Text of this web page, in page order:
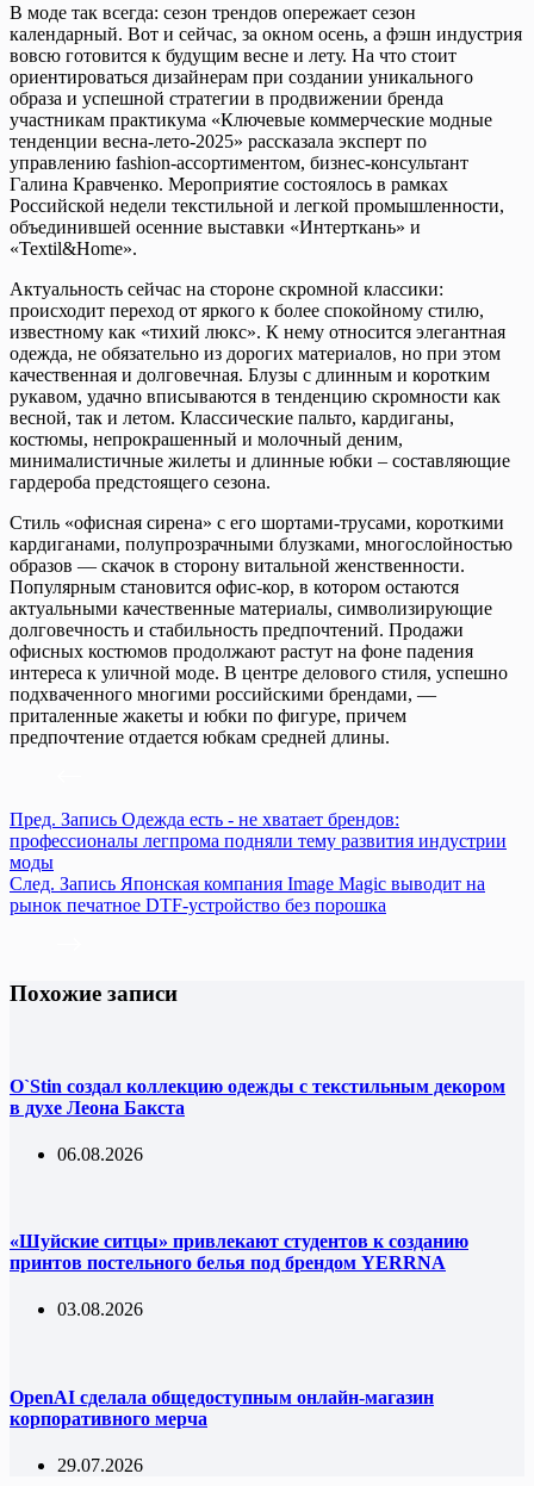
В моде так всегда: сезон трендов опережает сезон
календарный. Вот и сейчас, за окном осень, а фэшн индустрия
вовсю готовится к будущим весне и лету. На что стоит
ориентироваться дизайнерам при создании уникального
образа и успешной стратегии в продвижении бренда
участникам практикума «Ключевые коммерческие модные
тенденции весна-лето-2025» рассказала эксперт по
управлению fashion-ассортиментом, бизнес-консультант
Галина Кравченко. Мероприятие состоялось в рамках
Российской недели текстильной и легкой промышленности,
объединившей осенние выставки «Интерткань» и
«Textil&Home».
Актуальность сейчас на стороне скромной классики:
происходит переход от яркого к более спокойному стилю,
известному как «тихий люкс». К нему относится элегантная
одежда, не обязательно из дорогих материалов, но при этом
качественная и долговечная. Блузы с длинным и коротким
рукавом, удачно вписываются в тенденцию скромности как
весной, так и летом. Классические пальто, кардиганы,
костюмы, непрокрашенный и молочный деним,
минималистичные жилеты и длинные юбки – составляющие
гардероба предстоящего сезона.
Стиль «офисная сирена» с его шортами-трусами, короткими
кардиганами, полупрозрачными блузками, многослойностью
образов — скачок в сторону витальной женственности.
Популярным становится офис-кор, в котором остаются
актуальными качественные материалы, символизирующие
долговечность и стабильность предпочтений. Продажи
офисных костюмов продолжают растут на фоне падения
интереса к уличной моде. В центре делового стиля, успешно
подхваченного многими российскими брендами, —
приталенные жакеты и юбки по фигуре, причем
предпочтение отдается юбкам средней длины.
Пред. Запись Одежда есть - не хватает брендов:
профессионалы легпрома подняли тему развития индустрии
моды
След. Запись Японская компания Image Magic выводит на
рынок печатное DTF-устройство без порошка
Похожие записи
O`Stin создал коллекцию одежды с текстильным декором
в духе Леона Бакста
06.08.2026
«Шуйские ситцы» привлекают студентов к созданию
принтов постельного белья под брендом YERRNA
03.08.2026
OpenAI сделала общедоступным онлайн-магазин
корпоративного мерча
29.07.2026